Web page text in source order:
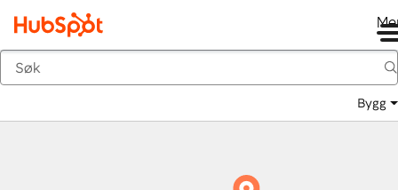
Tilbake
Bygg